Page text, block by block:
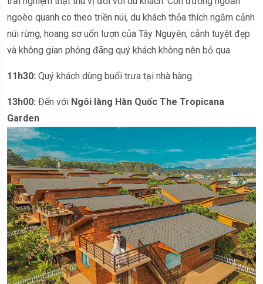
ngoèo quanh co theo triền núi, du khách thỏa thích ngắm cảnh
núi rừng, hoang sơ uốn lượn của Tây Nguyên, cảnh tuyệt đẹp
và không gian phóng đãng quý khách không nên bỏ qua.
11h30: Quý khách dùng buổi trưa tại nhà hàng.
13h00: Đến với Ngôi làng Hàn Quốc The Tropicana
Garden